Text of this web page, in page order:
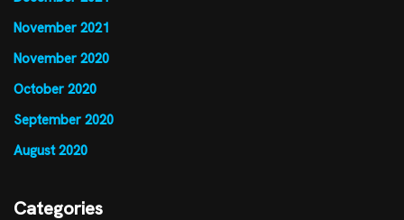
November 2021
November 2020
October 2020
September 2020
August 2020
Categories